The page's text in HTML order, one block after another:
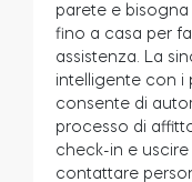
parete e
fino a casa per
assistenza. La
intelligente con i
consente di
processo di
check-in e
contattare